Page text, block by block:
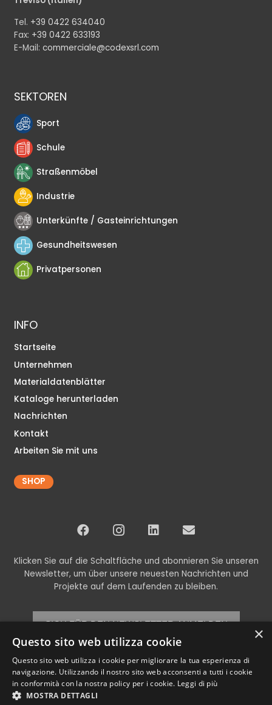
Tel. +39 0422 634040
Fax: +39 0422 633193
E-Mail: commerciale@codexsrl.com
SEKTOREN
Sport
Schule
Straßenmöbel
Industrie
Unterkünfte / Gasteinrichtungen
Gesundheitswesen
Privatpersonen
INFO
Startseite
Unternehmen
Materialdatenblätter
Kataloge herunterladen
Nachrichten
Kontakt
Arbeiten Sie mit uns
SHOP
Klicken Sie auf die Schaltfläche und abonnieren Sie unseren
Newsletter, um über unsere neuesten Nachrichten und
Projekte auf dem Laufenden zu bleiben.
SICH FÜR DEN NEWSLETTER ANMELDEN
© Copyright 2024 Codex srl – Alle Rechte vorbehalten
P.Iva und C.F. 00898460266 – REA TV-269315 – Cap.Soc. € 11.000,00 i.V.
×
Questo sito web utilizza cookie
Questo sito web utilizza i cookie per migliorare la tua esperienza di
navigazione. Utilizzando il nostro sito web acconsenti a tutti i cookie
in conformità con la nostra policy per i cookie. Leggi di più
MOSTRA DETTAGLI